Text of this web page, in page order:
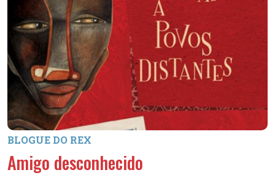
BLOGUE DO REX
Amigo desconhecido